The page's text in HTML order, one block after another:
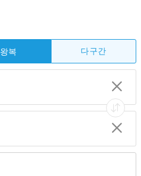
왕복 다구간